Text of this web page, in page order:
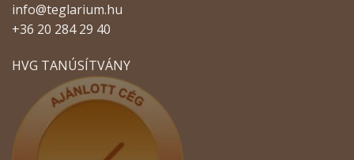
info@teglarium.hu
+36 20 284 29 40
HVG TANÚSÍTVÁNY